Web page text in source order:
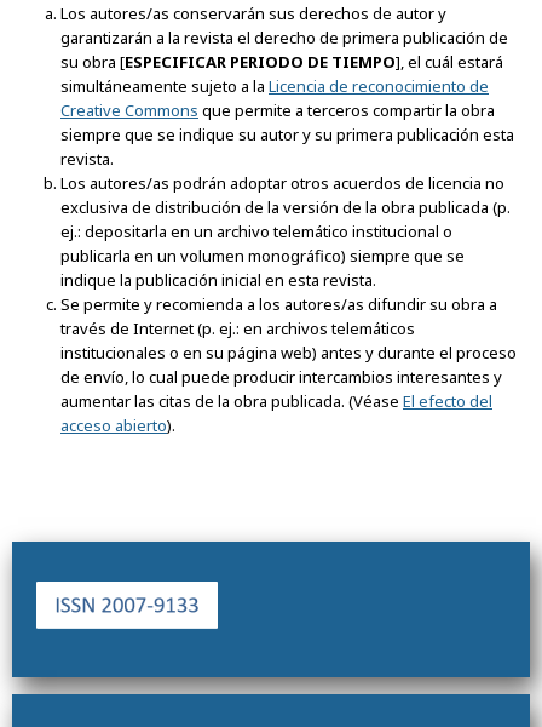
Los autores/as conservarán sus derechos de autor y
garantizarán a la revista el derecho de primera publicación de
su obra [ESPECIFICAR PERIODO DE TIEMPO], el cuál estará
simultáneamente sujeto a la Licencia de reconocimiento de
Creative Commons que permite a terceros compartir la obra
siempre que se indique su autor y su primera publicación esta
revista.
Los autores/as podrán adoptar otros acuerdos de licencia no
exclusiva de distribución de la versión de la obra publicada (p.
ej.: depositarla en un archivo telemático institucional o
publicarla en un volumen monográfico) siempre que se
indique la publicación inicial en esta revista.
Se permite y recomienda a los autores/as difundir su obra a
través de Internet (p. ej.: en archivos telemáticos
institucionales o en su página web) antes y durante el proceso
de envío, lo cual puede producir intercambios interesantes y
aumentar las citas de la obra publicada. (Véase El efecto del
acceso abierto).